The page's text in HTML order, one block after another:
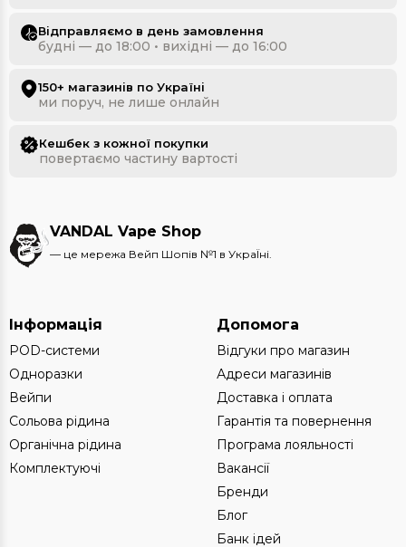
Відправляємо в день замовлення
будні — до 18:00 • вихідні — до 16:00
150+ магазинів по Україні
ми поруч, не лише онлайн
Кешбек з кожної покупки
повертаємо частину вартості
VANDAL Vape Shop
— це мережа Вейп Шопів №1 в УкраЇні.
Інформація
POD-системи
Одноразки
Вейпи
Сольова рідина
Органічна рідина
Комплектуючі
Допомога
Відгуки про магазин
Адреси магазинів
Доставка і оплата
Гарантія та повернення
Програма лояльності
Вакансії
Бренди
Блог
Банк ідей